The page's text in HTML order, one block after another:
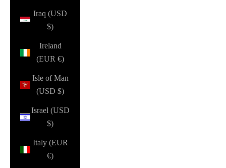
Iraq (USD
$)
Ireland
(EUR €)
Isle of Man
(USD $)
Israel (USD
$)
Italy (EUR
€)